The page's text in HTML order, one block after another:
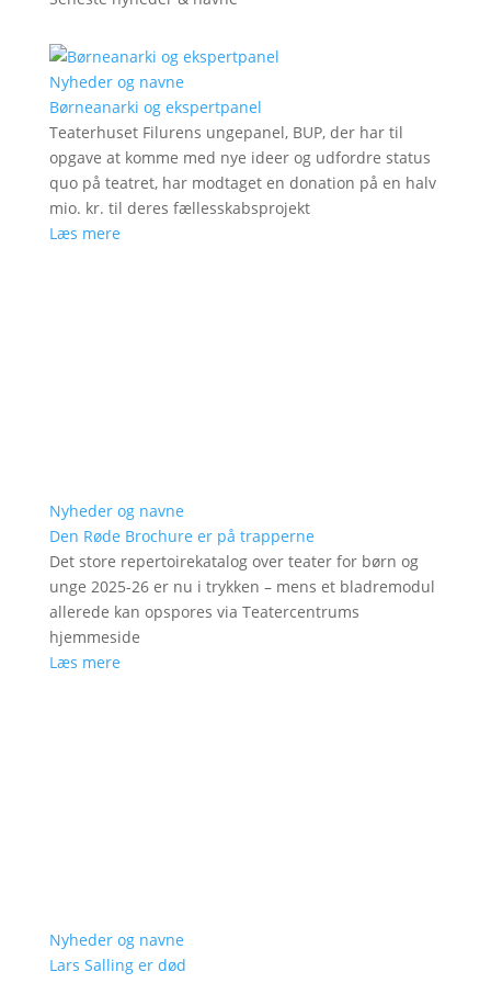
Nyheder og navne
Børneanarki og ekspertpanel
Teaterhuset Filurens ungepanel, BUP, der har til
opgave at komme med nye ideer og udfordre status
quo på teatret, har modtaget en donation på en halv
mio. kr. til deres fællesskabsprojekt
Læs mere
Nyheder og navne
Den Røde Brochure er på trapperne
Det store repertoirekatalog over teater for børn og
unge 2025-26 er nu i trykken – mens et bladremodul
allerede kan opspores via Teatercentrums
hjemmeside
Læs mere
Nyheder og navne
Lars Salling er død